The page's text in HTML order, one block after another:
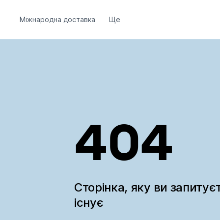
Міжнародна доставка Ще
404
Сторінка, яку ви
існує